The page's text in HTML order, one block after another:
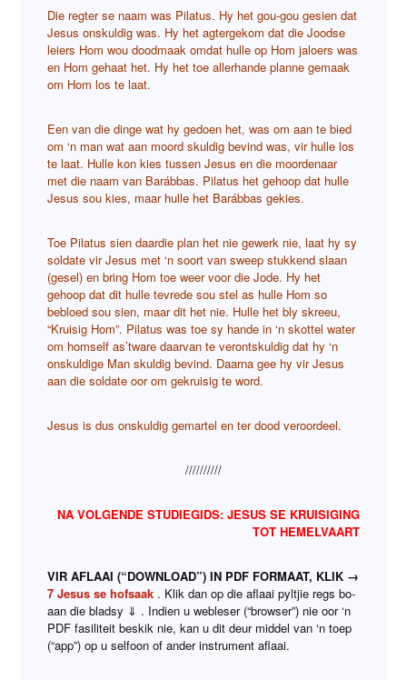
Die regter se naam was Pilatus. Hy het gou-gou gesien dat
Jesus onskuldig was. Hy het agtergekom dat die Joodse
leiers Hom wou doodmaak omdat hulle op Hom jaloers was
en Hom gehaat het. Hy het toe allerhande planne gemaak
om Hom los te laat.
Een van die dinge wat hy gedoen het, was om aan te bied
om ‘n man wat aan moord skuldig bevind was, vir hulle los
te laat. Hulle kon kies tussen Jesus en die moordenaar
met die naam van Barábbas. Pilatus het gehoop dat hulle
Jesus sou kies, maar hulle het Barábbas gekies.
Toe Pilatus sien daardie plan het nie gewerk nie, laat hy sy
soldate vir Jesus met ‘n soort van sweep stukkend slaan
(gesel) en bring Hom toe weer voor die Jode. Hy het
gehoop dat dit hulle tevrede sou stel as hulle Hom so
bebloed sou sien, maar dit het nie. Hulle het bly skreeu,
“Kruisig Hom”. Pilatus was toe sy hande in ‘n skottel water
om homself as’tware daarvan te verontskuldig dat hy ‘n
onskuldige Man skuldig bevind. Daarna gee hy vir Jesus
aan die soldate oor om gekruisig te word.
Jesus is dus onskuldig gemartel en ter dood veroordeel.
//////////
NA VOLGENDE STUDIEGIDS: JESUS SE KRUISIGING
TOT HEMELVAART
VIR AFLAAI (“DOWNLOAD”) IN PDF FORMAAT, KLIK →
7 Jesus se hofsaak . Klik dan op die aflaai pyltjie regs bo-
aan die bladsy ⇓ . Indien u webleser (“browser”) nie oor ‘n
PDF fasiliteit beskik nie, kan u dit deur middel van ‘n toep
(“app”) op u selfoon of ander instrument aflaai.